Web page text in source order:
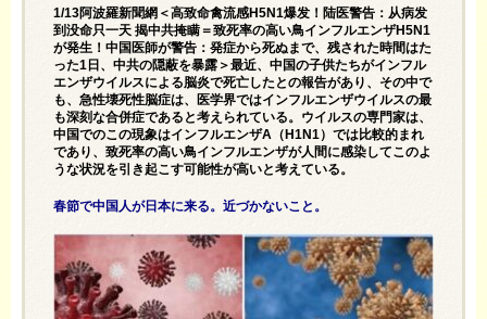
1/13阿波羅新聞網＜高致命禽流感H5N1爆发！陆医警告：从病发
到没命只一天 揭中共掩瞒＝致死率の高い鳥インフルエンザH5N1
が発生！中国医師が警告：発症から死ぬまで、残された時間はた
った1日、中共の隠蔽を暴露＞最近、中国の子供たちがインフル
エンザウイルスによる脳炎で死亡したとの報告があり、その中で
も、急性壊死性脳症は、医学界ではインフルエンザウイルスの最
も深刻な合併症であると考えられている。ウイルスの専門家は、
中国でのこの現象はインフルエンザA（H1N1）では比較的まれ
であり、致死率の高い鳥インフルエンザが人間に感染してこのよ
うな状況を引き起こす可能性が高いと考えている。
春節で中国人が日本に来る。近づかないこと。